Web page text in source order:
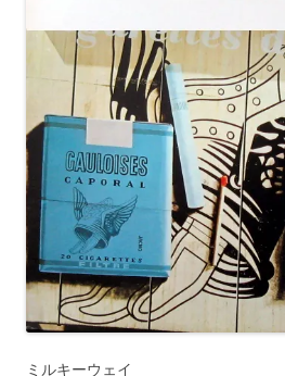
ミルキーウェイ